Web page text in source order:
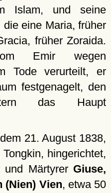
Islam, und seine
eine Maria, früher
früher Zoraida.
Emir wegen
Tode verurteilt, er
festgenagelt, den
das Haupt
21. August 1838,
hingerichtet,
und Märtyrer Giuse,
(Nien) Vien, etwa 50